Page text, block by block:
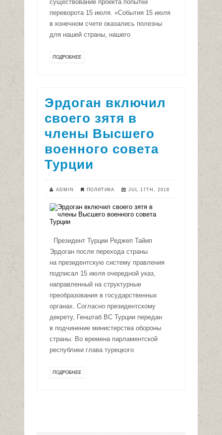
существование проекта попытки
переворота 15 июля. «События 15 июля
в конечном счете оказались полезны
для нашей страны, нашего
ПОДРОБНЕЕ
Эрдоган включил
своего зятя в
члены Высшего
военного совета
Турции
ADMIN ПОЛИТИКА JUL 17TH, 2018
Президент Турции Реджеп Тайип
Эрдоган после перехода страны
на президентскую систему правления
подписал 15 июля очередной указ,
направленный на структурные
преобразования в государственных
органах. Согласно президентскому
декрету, Генштаб ВС Турции передан
в подчинение министерства обороны
страны. Во времена парламентской
республики глава турецкого
ПОДРОБНЕЕ